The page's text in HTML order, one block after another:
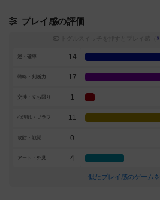
プレイ感の評価
※
運・確率 14
戦略・判断力 17
交渉・立ち回り 1
心理戦・ブラフ 11
攻防・戦闘 0
アート・外見 4
似たプレイ感のゲーム